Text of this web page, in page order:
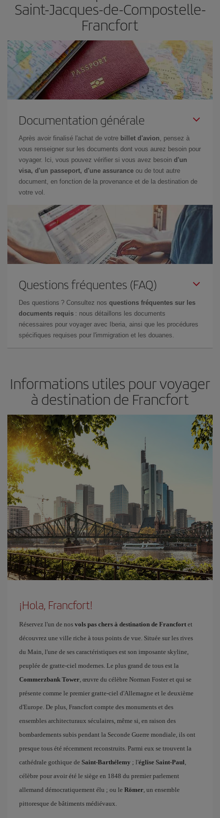
Saint-Jacques-de-Compostelle-
Francfort
Documentation générale
Après avoir finalisé l'achat de votre billet d'avion, pensez à
vous renseigner sur les documents dont vous aurez besoin pour
voyager. Ici, vous pouvez vérifier si vous avez besoin d'un
visa, d'un passeport, d'une assurance ou de tout autre
document, en fonction de la provenance et de la destination de
votre vol.
Questions fréquentes (FAQ)
Des questions ? Consultez nos questions fréquentes sur les
documents requis : nous détaillons les documents
nécessaires pour voyager avec Iberia, ainsi que les procédures
spécifiques requises pour l'immigration et les douanes.
Informations utiles pour voyager
à destination de Francfort
¡Hola, Francfort!
Réservez l'un de nos vols pas chers à destination de Francfort et
découvrez une ville riche à tous points de vue. Située sur les rives
du Main, l'une de ses caractéristiques est son imposante skyline,
peuplée de gratte-ciel modernes. Le plus grand de tous est la
Commerzbank Tower, œuvre du célèbre Norman Foster et qui se
présente comme le premier gratte-ciel d'Allemagne et le deuxième
d'Europe. De plus, Francfort compte des monuments et des
ensembles architecturaux séculaires, même si, en raison des
bombardements subis pendant la Seconde Guerre mondiale, ils ont
presque tous été récemment reconstruits. Parmi eux se trouvent la
cathédrale gothique de Saint-Barthélemy ; l'église Saint-Paul,
célèbre pour avoir été le siège en 1848 du premier parlement
allemand démocratiquement élu ; ou le Römer, un ensemble
pittoresque de bâtiments médiévaux.